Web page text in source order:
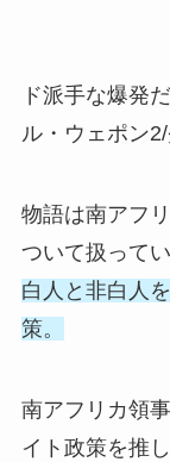
ド派手な爆発
ル・ウェポン2/
物語は南アフ
ついて扱ってい
白人と非白人
策。
南アフリカ領
イト政策を推